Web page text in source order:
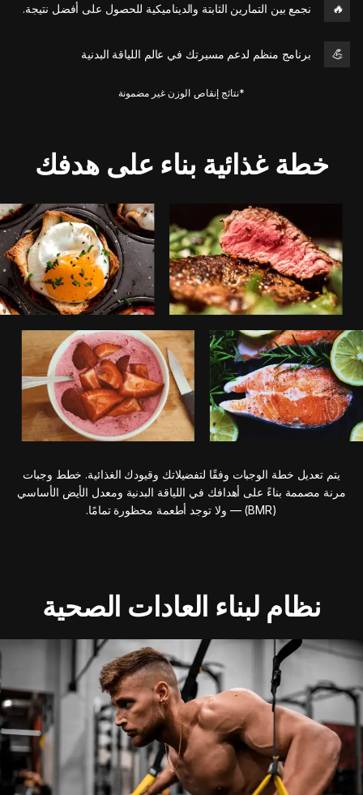
🔥 نجمع بين التمارين الثابتة والديناميكية للحصول على أفضل نتيجة.
💪 برنامج منظم لدعم مسيرتك في عالم اللياقة البدنية
*نتائج إنقاص الوزن غير مضمونة
خطة غذائية بناء على هدفك
يتم تعديل خطة الوجبات وفقًا لتفضيلاتك وقيودك الغذائية. خطط وجبات
مرنة مصممة بناءً على أهدافك في اللياقة البدنية ومعدل الأيض الأساسي
(BMR) — ولا توجد أطعمة محظورة تمامًا.
نظام لبناء العادات الصحية